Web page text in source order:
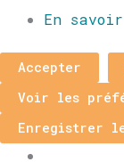
En
Accepter
Voir les
Enregistrer